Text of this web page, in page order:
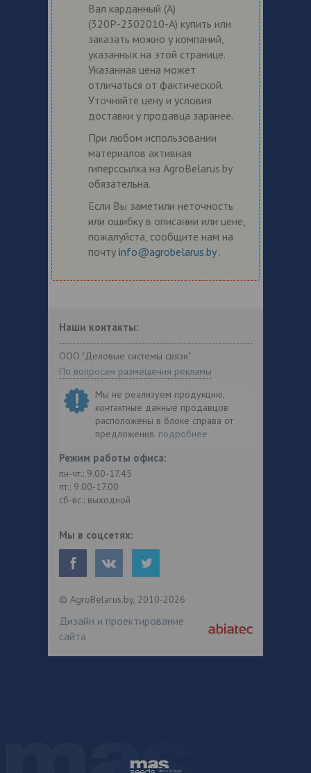
Вал карданный (А)
(320Р-2302010-А) купить или
заказать можно у компаний,
указанных на этой странице.
Указанная цена может
отличаться от фактической.
Уточняйте цену и условия
доставки у продавца заранее.
При любом использовании
материалов активная
гиперссылка на AgroBelarus.by
обязательна.
Если Вы заметили неточность
или ошибку в описании или цене,
пожалуйста, сообщите нам на
почту info@agrobelarus.by .
Наши контакты:
ООО "Деловые системы связи"
По вопросам размещения рекламы
Мы не реализуем продукцию,
контактные данные продавцов
расположены в блоке справа от
предложения. подробнее
Режим работы офиса:
пн-чт.: 9.00-17.45
пт.: 9.00-17.00
сб-вс.: выходной
Мы в соцсетях:
© AgroBelarus.by, 2010-2026
Дизайн и проектирование
сайта